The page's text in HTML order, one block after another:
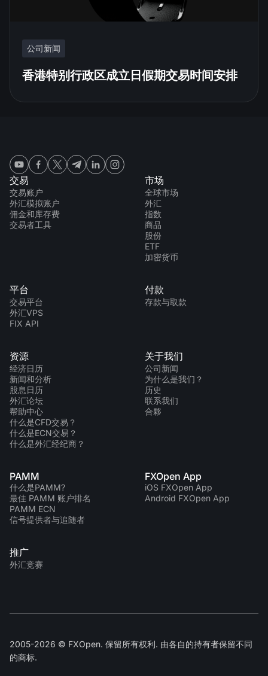
公司新闻
香港特别行政区成立日假期交易时间安排
交易
交易账户
外汇模拟账户
佣金和库存费
交易者工具
市场
全球市场
外汇
指数
商品
股份
ETF
加密货币
平台
交易平台
外汇VPS
FIX API
付款
存款与取款
资源
经济日历
新闻和分析
股息日历
外汇论坛
帮助中心
什么是CFD交易？
什么是ECN交易？
什么是外汇经纪商？
关于我们
公司新闻
为什么是我们？
历史
联系我们
合夥
PAMM
什么是PAMM?
最佳 PAMM 账户排名
PAMM ECN
信号提供者与追随者
FXOpen App
iOS FXOpen App
Android FXOpen App
推广
外汇竞赛
2005-2026 © FXOpen. 保留所有权利. 由各自的持有者保留不同
的商标.